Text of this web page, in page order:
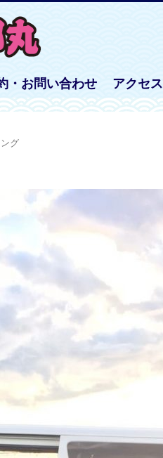
・お問い合わせ アクセス
グ